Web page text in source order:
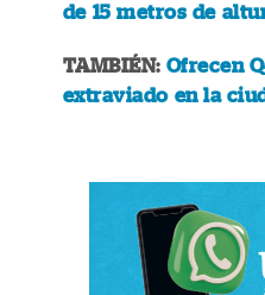
de 15 metros de
TAMBIÉN: Ofrecen
extraviado en la